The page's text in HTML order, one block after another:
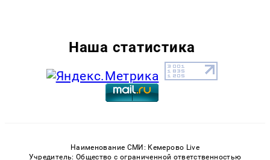
Наша статистика
Наименование СМИ: Кемерово Live
Учредитель: Общество с ограниченной ответственностью